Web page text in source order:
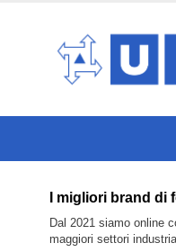
I migliori brand
Dal 2021 siamo online
maggiori settori